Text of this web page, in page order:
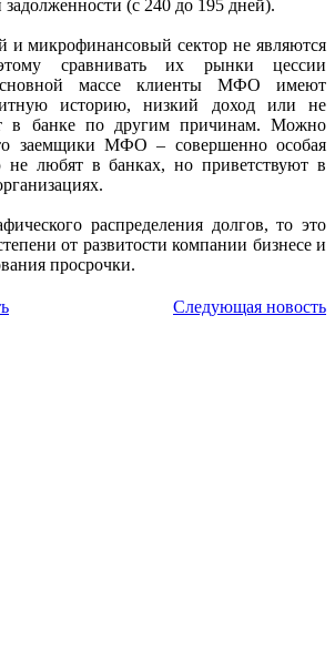
(с 240 до 195 дней).
и микрофинансовый сектор не являются
сравнивать их рынки цессии
массе клиенты МФО имеют
историю, низкий доход или не
в банке по другим причинам. Можно
заемщики МФО – совершенно особая
не любят в банках, но приветствуют в
распределения долгов, то это
от развитости компании бизнесе и
просрочки.
Следующая новость